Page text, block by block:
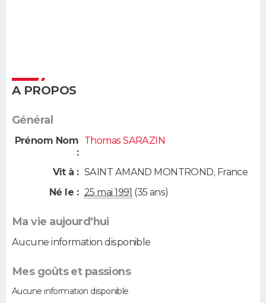
A PROPOS
Général
Prénom Nom
:
Thomas SARAZIN
Vit à : SAINT AMAND MONTROND, France
Né le : 25 mai 1991 (35 ans)
Ma vie aujourd'hui
Aucune information disponible
Mes goûts et passions
Aucune information disponible